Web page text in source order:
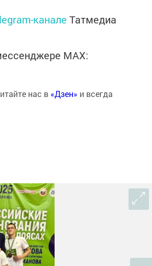
канале Татмедиа
MАХ:
нас в «Дзен» и всегда